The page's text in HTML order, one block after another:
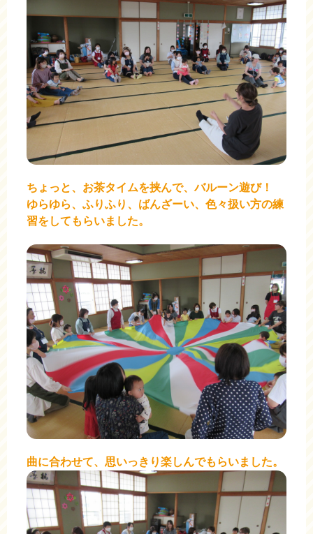
ちょっと、お茶タイムを挟んで、バルーン遊び！
ゆらゆら、ふりふり、ばんざーい、色々扱い方の練
習をしてもらいました。
曲に合わせて、思いっきり楽しんでもらいました。